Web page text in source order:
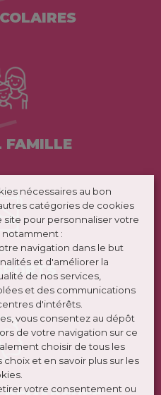
FAMILLE
nécessaires au bon
catégories de cookies
pour personnaliser votre
:
navigation dans le but
et d'améliorer la
de nos services,
et des communications
d'intérêts.
vous consentez au dépôt
de votre navigation sur ce
choisir de tous les
et en savoir plus sur les
votre consentement ou